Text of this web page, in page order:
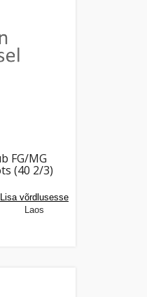
FG/MG
(40 2/3)
Lisa võrdlusesse
Laos